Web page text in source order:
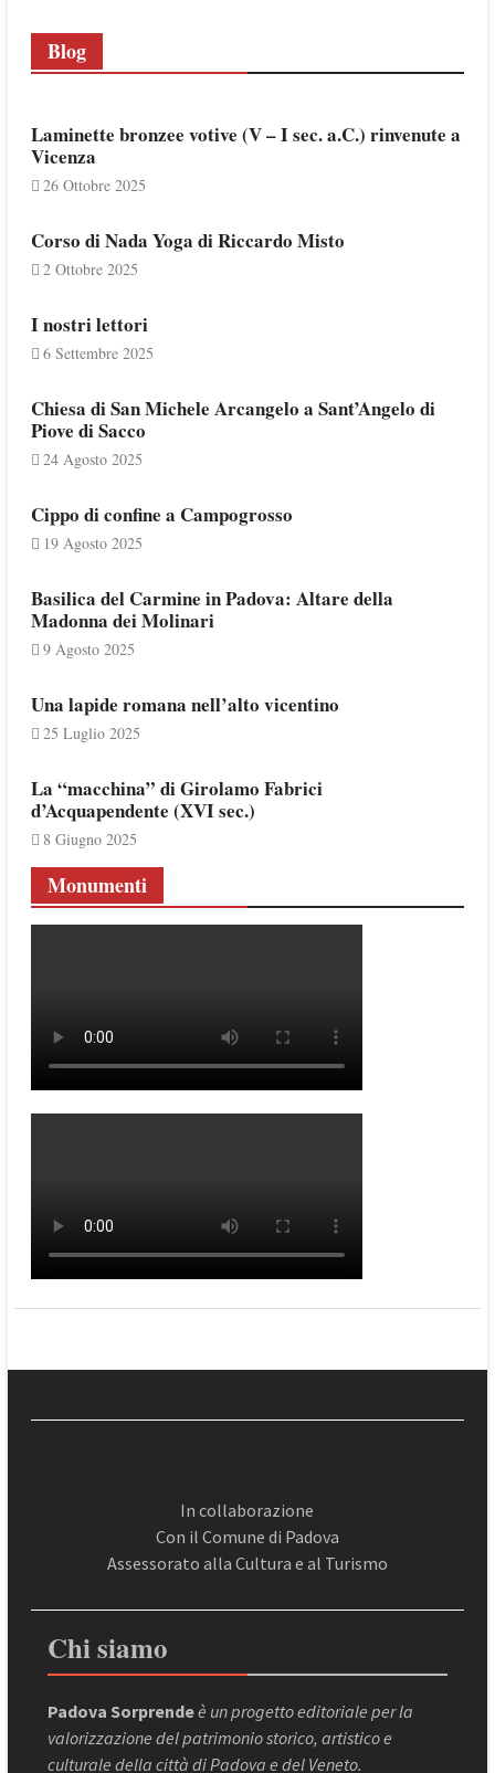
Blog
Laminette bronzee votive (V – I sec. a.C.) rinvenute a
Vicenza
26 Ottobre 2025
Corso di Nada Yoga di Riccardo Misto
2 Ottobre 2025
I nostri lettori
6 Settembre 2025
Chiesa di San Michele Arcangelo a Sant’Angelo di
Piove di Sacco
24 Agosto 2025
Cippo di confine a Campogrosso
19 Agosto 2025
Basilica del Carmine in Padova: Altare della
Madonna dei Molinari
9 Agosto 2025
Una lapide romana nell’alto vicentino
25 Luglio 2025
La “macchina” di Girolamo Fabrici
d’Acquapendente (XVI sec.)
8 Giugno 2025
Monumenti
In collaborazione
Con il Comune di Padova
Assessorato alla Cultura e al Turismo
Chi siamo
Padova Sorprendeè un progetto editoriale per la
valorizzazione del patrimonio storico, artistico e
culturale della città di Padova e del Veneto.